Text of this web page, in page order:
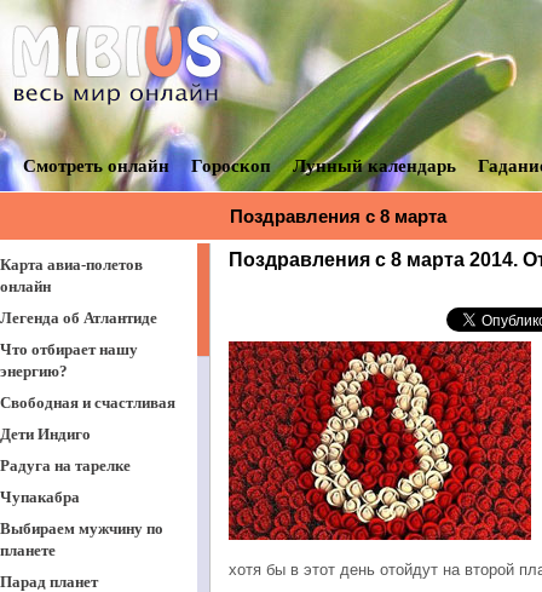
Смотреть онлайн Гороскоп Лунный календарь
Поздравления с 8 марта
Поздравления с 8 марта 2014.
хотя бы в этот день отойдут на второй
Карта авиа-полетов
онлайн
Легенда об Атлантиде
Что отбирает нашу
энергию?
Свободная и счастливая
Дети Индиго
Радуга на тарелке
Чупакабра
Выбираем мужчину по
планете
Парад планет